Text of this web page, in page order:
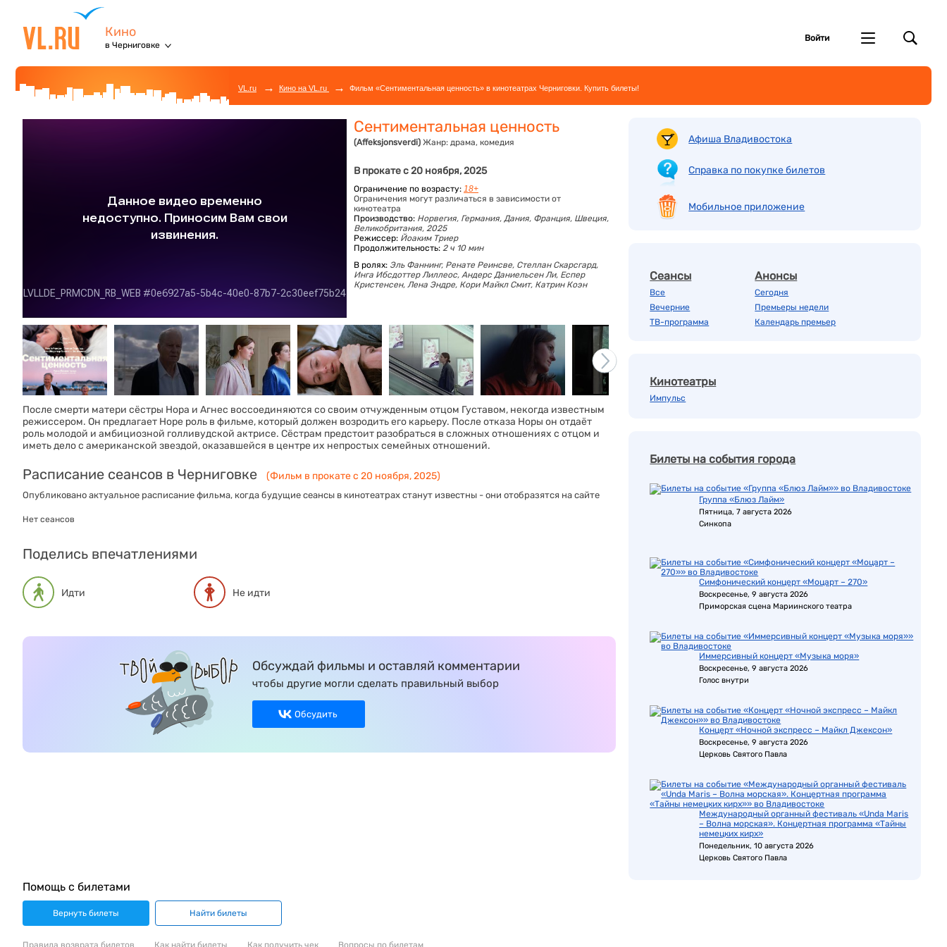
Кино
в Черниговке
Войти
VL.ru → Кино на VL.ru → Фильм «Сентиментальная ценность» в кинотеатрах Черниговки. Купить билеты!
Сентиментальная ценность
(Affeksjonsverdi) Жанр: драма, комедия
В прокате с 20 ноября, 2025
Ограничение по возрасту: 18+
Ограничения могут различаться в зависимости от
кинотеатра
Производство: Норвегия, Германия, Дания, Франция, Швеция,
Великобритания, 2025
Режиссер: Йоаким Триер
Продолжительность: 2 ч 10 мин
В ролях: Эль Фаннинг, Ренате Реинсве, Стеллан Скарсгард,
Инга Ибсдоттер Лиллеос, Андерс Даниельсен Ли, Еспер
Кристенсен, Лена Эндре, Кори Майкл Смит, Катрин Коэн
После смерти матери сёстры Нора и Агнес воссоединяются со своим отчужденным отцом Густавом, некогда известным
режиссером. Он предлагает Норе роль в фильме, который должен возродить его карьеру. После отказа Норы он отдаёт
роль молодой и амбициозной голливудской актрисе. Сёстрам предстоит разобраться в сложных отношениях с отцом и
иметь дело с американской звездой, оказавшейся в центре их непростых семейных отношений.
Расписание сеансов в Черниговке (Фильм в прокате с 20 ноября, 2025)
Опубликовано актуальное расписание фильма, когда будущие сеансы в кинотеатрах станут известны - они отобразятся на сайте
Нет сеансов
Поделись впечатлениями
Идти Не идти
Обсуждай фильмы и оставляй комментарии
чтобы другие могли сделать правильный выбор
Обсудить
Афиша Владивостока
Справка по покупке билетов
Мобильное приложение
Сеансы
Все
Вечерние
ТВ-программа
Анонсы
Сегодня
Премьеры недели
Календарь премьер
Кинотеатры
Импульс
Билеты на события города
Группа «Блюз Лайм»
Пятница, 7 августа 2026
Синкопа
Симфонический концерт «Моцарт – 270»
Воскресенье, 9 августа 2026
Приморская сцена Мариинского театра
Иммерсивный концерт «Музыка моря»
Воскресенье, 9 августа 2026
Голос внутри
Концерт «Ночной экспресс – Майкл Джексон»
Воскресенье, 9 августа 2026
Церковь Святого Павла
Международный органный фестиваль «Unda Maris
– Волна морская». Концертная программа «Тайны
немецких кирх»
Понедельник, 10 августа 2026
Церковь Святого Павла
Помощь с билетами
Вернуть билеты Найти билеты
Правила возврата билетов Как найти билеты Как получить чек Вопросы по билетам